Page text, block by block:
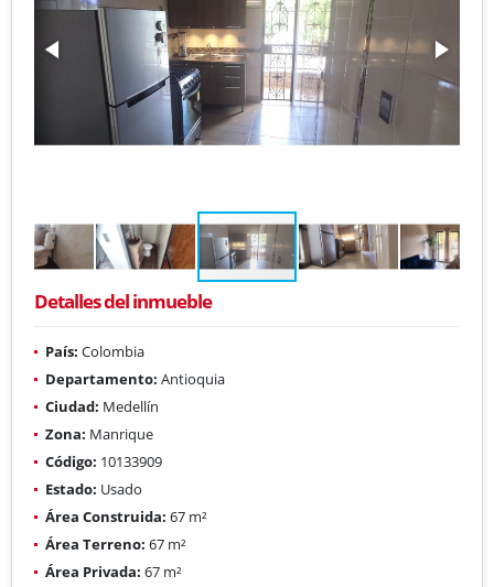
Detalles del inmueble
País: Colombia
Departamento: Antioquia
Ciudad: Medellín
Zona: Manrique
Código: 10133909
Estado: Usado
Área Construida: 67 m²
Área Terreno: 67 m²
Área Privada: 67 m²